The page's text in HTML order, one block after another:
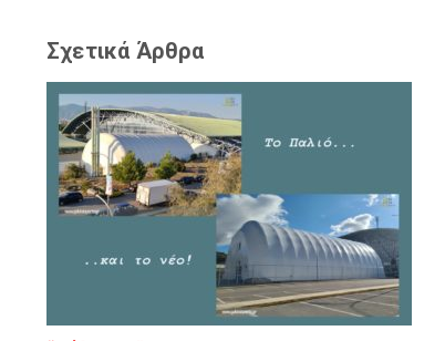
Σχετικά Άρθρα